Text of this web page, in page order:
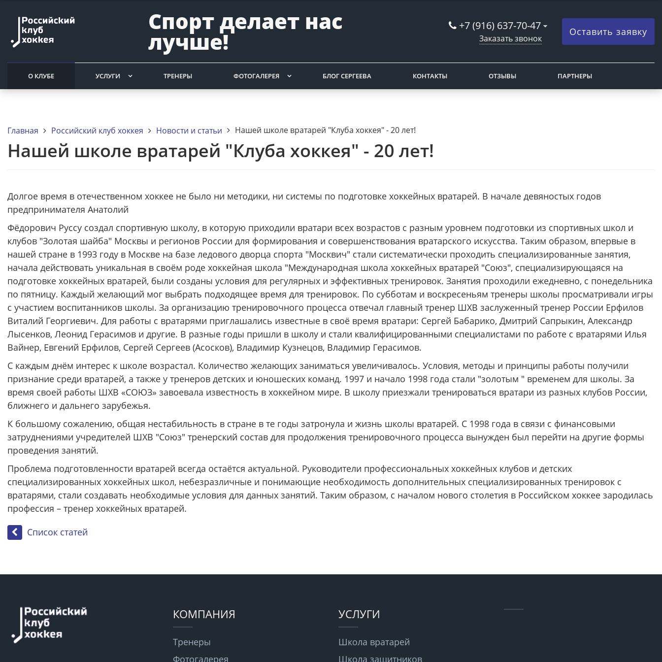
Спорт делает нас
лучше!
+7 (916) 637-70-47
Заказать звонок
Оставить заявку
О КЛУБЕ УСЛУГИ ТРЕНЕРЫ ФОТОГАЛЕРЕЯ БЛОГ СЕРГЕЕВА КОНТАКТЫ ОТЗЫВЫ ПАРТНЕРЫ
Главная Российский клуб хоккея Новости и статьи Нашей школе вратарей "Клуба хоккея" - 20 лет!
Нашей школе вратарей "Клуба хоккея" - 20 лет!
Долгое время в отечественном хоккее не было ни методики, ни системы по подготовке хоккейных вратарей. В начале девяностых годов
предпринимателя Анатолий
Фёдорович Руссу создал спортивную школу, в которую приходили вратари всех возрастов с разным уровнем подготовки из спортивных школ и
клубов "Золотая шайба" Москвы и регионов России для формирования и совершенствования вратарского искусства. Таким образом, впервые в
нашей стране в 1993 году в Москве на базе ледового дворца спорта "Москвич" стали систематически проходить специализированные занятия,
начала действовать уникальная в своём роде хоккейная школа "Международная школа хоккейных вратарей "Союз", специализирующаяся на
подготовке хоккейных вратарей, были созданы условия для регулярных и эффективных тренировок. Занятия проходили ежедневно, с понедельника
по пятницу. Каждый желающий мог выбрать подходящее время для тренировок. По субботам и воскресеньям тренеры школы просматривали игры
с участием воспитанников школы. За организацию тренировочного процесса отвечал главный тренер ШХВ заслуженный тренер России Ерфилов
Виталий Георгиевич. Для работы с вратарями приглашались известные в своё время вратари: Сергей Бабарико, Дмитрий Сапрыкин, Александр
Лысенков, Леонид Герасимов и другие. В разные годы пришли в школу и стали квалифицированными специалистами по работе с вратарями Илья
Вайнер, Евгений Ерфилов, Сергей Сергеев (Асосков), Владимир Кузнецов, Владимир Герасимов.
С каждым днём интерес к школе возрастал. Количество желающих заниматься увеличивалось. Условия, методы и принципы работы получили
признание среди вратарей, а также у тренеров детских и юношеских команд. 1997 и начало 1998 года стали "золотым " временем для школы. За
время своей работы ШХВ «СОЮЗ» завоевала известность в хоккейном мире. В школу приезжали тренироваться вратари из разных клубов России,
ближнего и дальнего зарубежья.
К большому сожалению, общая нестабильность в стране в те годы затронула и жизнь школы вратарей. С 1998 года в связи с финансовыми
затруднениями учредителей ШХВ "Союз" тренерский состав для продолжения тренировочного процесса вынужден был перейти на другие формы
проведения занятий.
Проблема подготовленности вратарей всегда остаётся актуальной. Руководители профессиональных хоккейных клубов и детских
специализированных хоккейных школ, небезразличные и понимающие необходимость дополнительных специализированных тренировок с
вратарями, стали создавать необходимые условия для данных занятий. Таким образом, с началом нового столетия в Российском хоккее зародилась
профессия – тренер хоккейных вратарей.
Список статей
КОМПАНИЯ
Тренеры
Фотогалерея
УСЛУГИ
Школа вратарей
Школа защитников